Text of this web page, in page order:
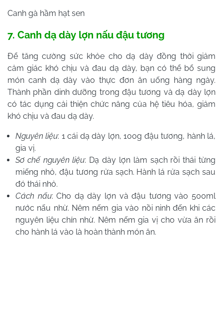
Canh gà hầm hạt sen
7. Canh dạ dày lợn nấu đậu tương
Để tăng cường sức khỏe cho dạ dày đồng thời giảm
cảm giác khó chịu và đau dạ dày, bạn có thể bổ sung
món canh dạ dày vào thực đơn ăn uống hàng ngày.
Thành phần dinh dưỡng trong đậu tương và dạ dày lợn
có tác dụng cải thiện chức năng của hệ tiêu hóa, giảm
khó chịu và đau dạ dày.
Nguyên liệu: 1 cái dạ dày lợn, 100g đậu tương, hành lá,
gia vị.
Sơ chế nguyên liệu: Dạ dày lợn làm sạch rồi thái từng
miếng nhỏ, đậu tương rửa sạch. Hành lá rửa sạch sau
đó thái nhỏ.
Cách nấu: Cho dạ dày lợn và đậu tương vào 500ml
nước nấu nhừ. Nêm nếm gia vào nồi ninh đến khi các
nguyên liệu chín nhừ. Nêm nếm gia vị cho vừa ăn rồi
cho hành lá vào là hoàn thành món ăn.